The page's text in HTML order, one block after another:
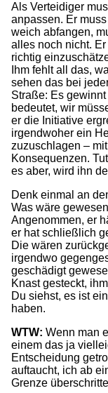
Als Verteidiger
anpassen. Er
weich abfangen,
alles noch nicht.
richtig
Ihm fehlt all das,
sehen das bei
Straße: Es
bedeutet, wir
er die Initiative
irgendwoher ein
zuzuschlagen –
Konsequenzen.
es aber, wird ihn
Denk einmal an
Was wäre
Angenommen, er
er hat schließlich
Die wären
irgendwo
geschädigt
Knast gesteckt,
Du siehst, es ist
haben.
WTW: Wenn man
einem das ja
Entscheidung
auftaucht, ich ab
Grenze